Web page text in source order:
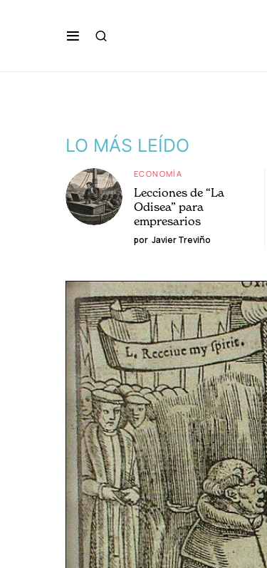
LO MÁS LEÍDO
ECONOMÍA
Lecciones de “La
Odisea” para
empresarios
por Javier Treviño